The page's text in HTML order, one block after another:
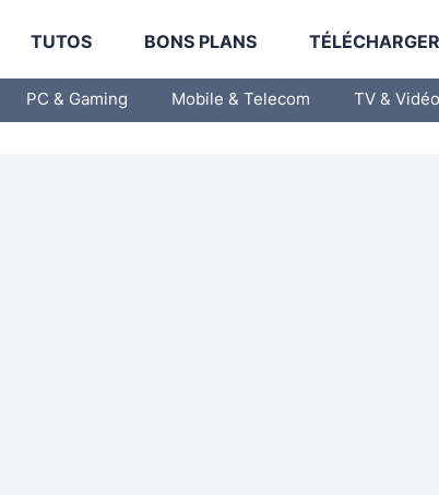
TUTOS BONS PLANS
PC & Gaming Mobile & Telecom TV & Vidéo